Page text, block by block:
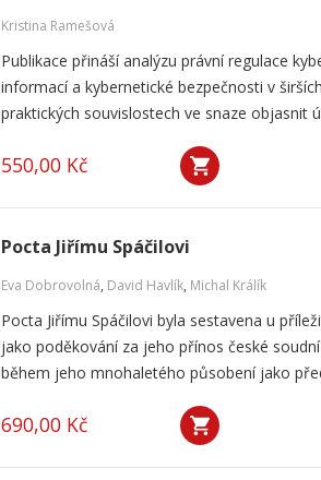
Kristina Ramešová
Publikace přináší analýzu právní regulace
informací a kybernetické bezpečnosti v
praktických souvislostech ve snaze objasnit
550,00 Kč
Pocta Jiřímu Spáčilovi
Eva Dobrovolná, David Havlík, Michal Králík
Pocta Jiřímu Spáčilovi byla sestavena u
jako poděkování za jeho přínos české
během jeho mnohaletého působení jako
690,00 Kč